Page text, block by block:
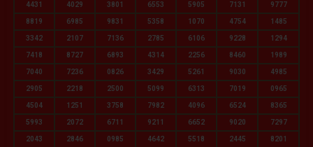
4431 4029 3801 6553 5905 7131 9777
8819 6985 9831 5358 1070 4754 1485
3342 2107 7136 2785 6106 9228 1294
7418 8727 6893 4314 2256 8460 1989
7040 7236 0826 3429 5261 9030 4985
2905 2218 2500 5099 6313 7019 0965
4504 1251 3758 7982 4096 6524 8365
5993 2072 6711 9211 6652 9020 7297
2043 2846 0985 4642 5518 2445 8201